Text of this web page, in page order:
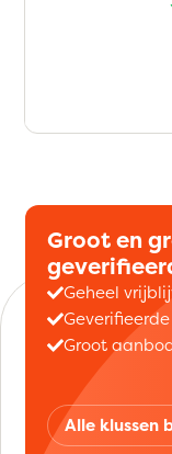
Groot en
Geheel
Geverifieerde
Groot
Alle klussen